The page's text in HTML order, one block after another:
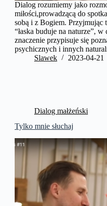
Dialog rozumiemy jako
miłości,prowadzącą do
sobą i z Bogiem. Przyjmując
“łaska buduje na naturze”,
znaczenie przypisuje się
psychicznych i innych
Slawek
2023-04-21
Dialog małżeński
Tylko mnie słuchaj